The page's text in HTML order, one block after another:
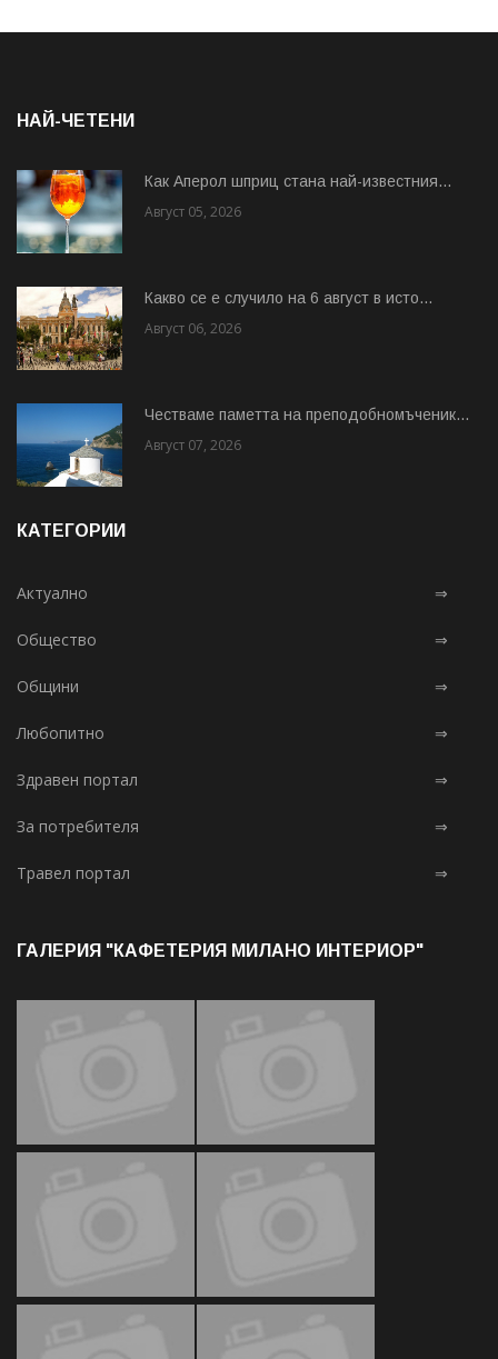
НАЙ-ЧЕТЕНИ
Как Аперол шприц стана най-известния...
Август 05, 2026
Какво се е случило на 6 август в исто...
Август 06, 2026
Честваме паметта на преподобномъченик...
Август 07, 2026
КАТЕГОРИИ
Актуално ⇒
Общество ⇒
Общини ⇒
Любопитно ⇒
Здравен портал ⇒
За потребителя ⇒
Травел портал ⇒
ГАЛЕРИЯ "КАФЕТЕРИЯ МИЛАНО ИНТЕРИОР"